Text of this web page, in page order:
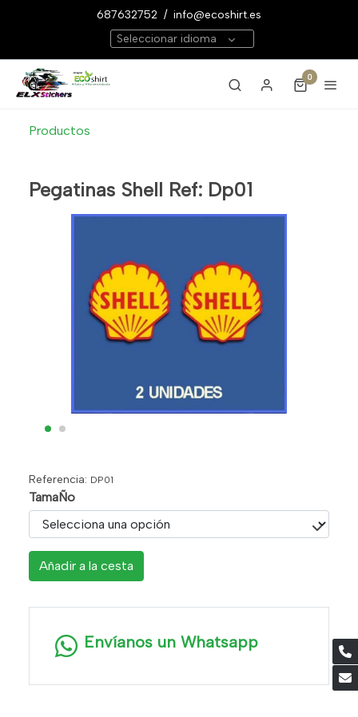
687632752 / info@ecoshirt.es
Seleccionar idioma
0
Productos
Pegatinas Shell Ref: Dp01
Referencia: DP01
TamaÑo
Añadir a la cesta
Envíanos un Whatsapp